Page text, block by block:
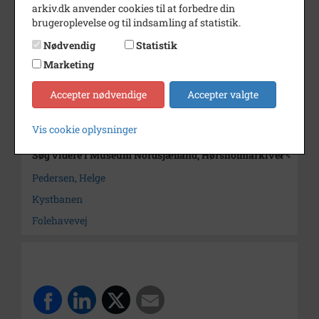
Dateringsnote
1971
Fotograf
Pedersen, Helge
Arkiv
Hørsholmarkivet
Søg videre i Museum Nordsjælland, Hørsholmarkivet
Pedersen, Helge
Kystbanen
Folehavevej
arkiv.dk anvender cookies til at forbedre din
brugeroplevelse og til indsamling af statistik.
Nødvendig
Statistik
Marketing
Accepter nødvendige Accepter valgte
Vis cookie oplysninger